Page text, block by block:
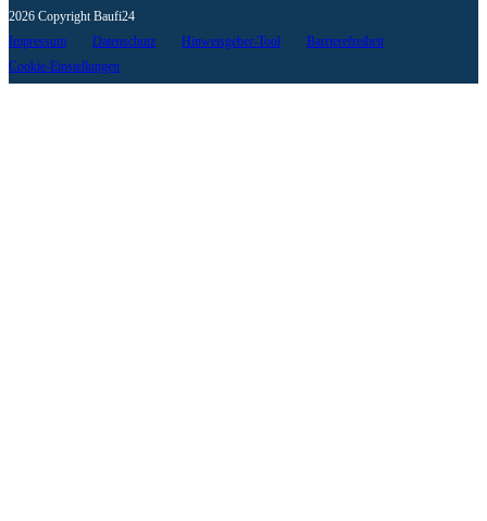
2026 Copyright Baufi24
Impressum
Datenschutz Hinweisgeber-Tool
Barrierefreiheit
Cookie-Einstellungen